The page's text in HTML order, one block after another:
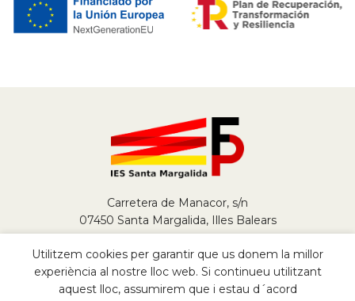
Carretera de Manacor, s/n
07450 Santa Margalida, Illes Balears
Tel.+34 971 784 290
fp@iessantamargalida.org
Utilitzem cookies per garantir que us donem la millor
experiència al nostre lloc web. Si continueu utilitzant
aquest lloc, assumirem que i estau d´acord